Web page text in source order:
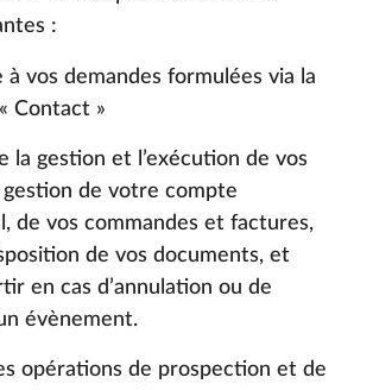
:
à vos demandes formulées via la
Contact »
la gestion et l’exécution de vos
de votre compte
de vos commandes et factures,
de vos documents, et
en cas d’annulation ou de
évènement.
opérations de prospection et de